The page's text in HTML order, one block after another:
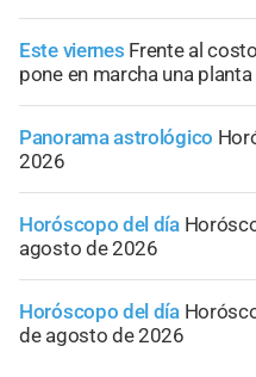
Este viernes Frente al
pone en marcha una
Panorama astrológico
2026
Horóscopo del día
agosto de 2026
Horóscopo del día
de agosto de 2026